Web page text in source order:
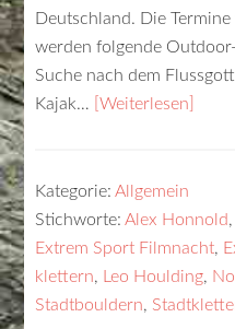
Deutschland. Die
werden folgende
Suche nach dem
Kajak…
[Weiterlesen]
Kategorie:Allgemein
Stichworte:Alex Honnold
Extrem Sport Filmnacht,
klettern, Leo Houlding,
Stadtbouldern,